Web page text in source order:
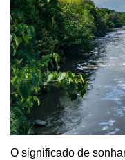
O significado de